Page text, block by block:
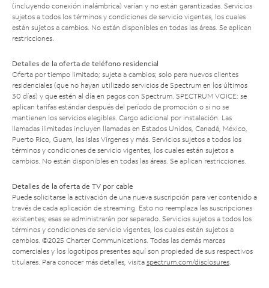
(incluyendo conexión inalámbrica) varían y no están garantizadas. Servicios
sujetos a todos los términos y condiciones de servicio vigentes, los cuales
están sujetos a cambios. No están disponibles en todas las áreas. Se aplican
restricciones.
Detalles de la oferta de teléfono residencial
Oferta por tiempo limitado; sujeta a cambios; solo para nuevos clientes
residenciales (que no hayan utilizado servicios de Spectrum en los últimos
30 días) y que estén al día en pagos con Spectrum. SPECTRUM VOICE: se
aplican tarifas estándar después del período de promoción o si no se
mantienen los servicios elegibles. Cargo adicional por instalación. Las
llamadas ilimitadas incluyen llamadas en Estados Unidos, Canadá, México,
Puerto Rico, Guam, las Islas Vírgenes y más. Servicios sujetos a todos los
términos y condiciones de servicio vigentes, los cuales están sujetos a
cambios. No están disponibles en todas las áreas. Se aplican restricciones.
Detalles de la oferta de TV por cable
Puede solicitarse la activación de una nueva suscripción para ver contenido a
través de cada aplicación de streaming. Esto no reemplaza las suscripciones
existentes; esas se administrarán por separado. Servicios sujetos a todos los
términos y condiciones de servicio vigentes, los cuales están sujetos a
cambios. ©2025 Charter Communications. Todas las demás marcas
comerciales y los logotipos presentes aquí son propiedad de sus respectivos
titulares. Para conocer más detalles, visita spectrum.com/disclosures